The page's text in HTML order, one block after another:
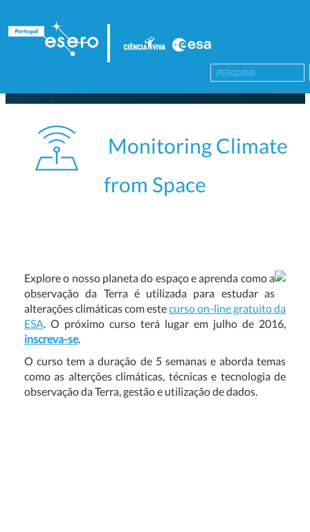
Monitoring Climate
from Space
Explore o nosso planeta do espaço e aprenda como a
observação da Terra é utilizada para estudar as
alterações climáticas com estecurso on-line gratuito da
ESA. O próximo curso terá lugar em julho de 2016,
inscreva-se.
O curso tem a duração de 5 semanas e aborda temas
como as alterções climáticas, técnicas e tecnologia de
observação da Terra, gestão e utilização de dados.